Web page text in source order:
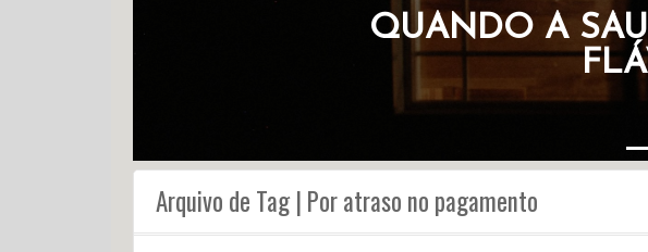
OS QUE
DA
Arquivo de Tag | Por atraso no pagamento